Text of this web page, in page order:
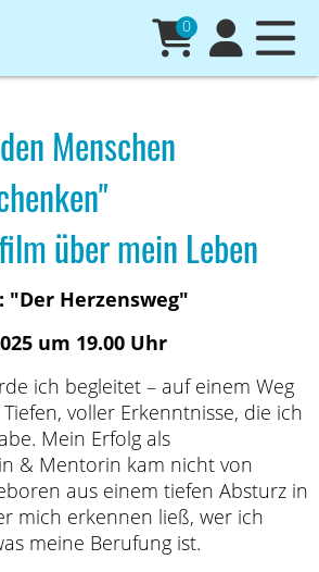
0
Menschen
über mein Leben
Herzensweg"
um 19.00 Uhr
ich begleitet – auf einem Weg
voller Erkenntnisse, die ich
Mein Erfolg als
& Mentorin kam nicht von
aus einem tiefen Absturz in
mich erkennen ließ, wer ich
meine Berufung ist.